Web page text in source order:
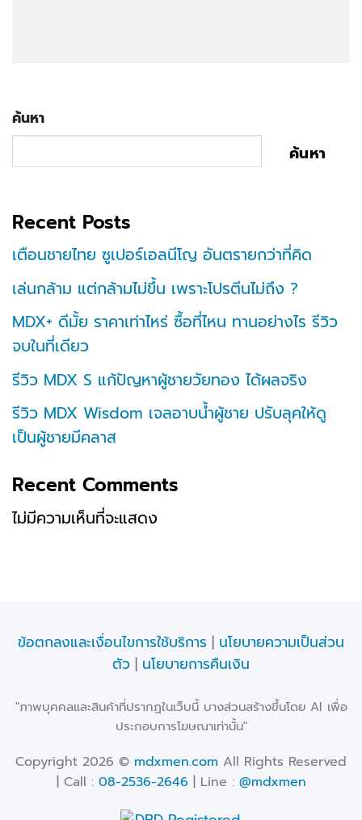
ค้นหา
ค้นหา
Recent Posts
เตือนชายไทย ซูเปอร์เอลนีโญ อันตรายกว่าที่คิด
เล่นกล้าม แต่กล้ามไม่ขึ้น เพราะโปรตีนไม่ถึง ?
MDX+ ดีมั้ย ราคาเท่าไหร่ ซื้อที่ไหน ทานอย่างไร รีวิว
จบในที่เดียว
รีวิว MDX S แก้ปัญหาผู้ชายวัยทอง ได้ผลจริง
รีวิว MDX Wisdom เจลอาบน้ำผู้ชาย ปรับลุคให้ดู
เป็นผู้ชายมีคลาส
Recent Comments
ไม่มีความเห็นที่จะแสดง
ข้อตกลงและเงื่อนไขการใช้บริการ | นโยบายความเป็นส่วน
ตัว | นโยบายการคืนเงิน
"ภาพบุคคลและสินค้าที่ปรากฏในเว็บนี้ บางส่วนสร้างขึ้นโดย AI เพื่อ
ประกอบการโฆษณาเท่านั้น"
Copyright 2026 © mdxmen.com All Rights Reserved
| Call : 08-2536-2646 | Line : @mdxmen